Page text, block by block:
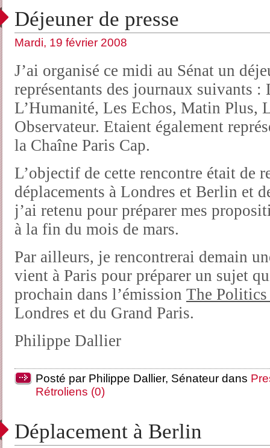
Déjeuner de presse
Mardi, 19 février 2008
J’ai organisé ce midi au Sénat un
représentants des journaux suivants
L’Humanité, Les Echos, Matin Plus,
Observateur. Etaient également
la Chaîne Paris Cap.
L’objectif de cette rencontre était de
déplacements à Londres et Berlin et
j’ai retenu pour préparer mes
à la fin du mois de mars.
Par ailleurs, je rencontrerai demain
vient à Paris pour préparer un sujet
prochain dans l’émission The
Londres et du Grand Paris.
Philippe Dallier
Posté par Philippe Dallier, Sénateur dans
Rétroliens (0)
Déplacement à Berlin